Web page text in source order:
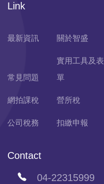
Link
最新資訊 關於智盛
常見問題
實用工具及表
單
網拍課稅 營所稅
公司稅務 扣繳申報
Contact
04-22315999